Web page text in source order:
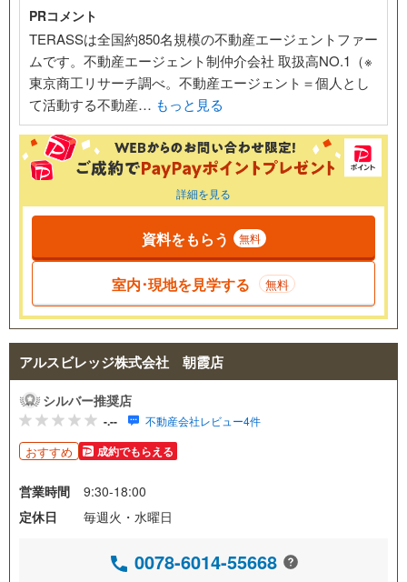
PRコメント
TERASSは全国約850名規模の不動産エージェントファー
ムです。不動産エージェント制仲介会社 取扱高NO.1（※
東京商工リサーチ調べ。不動産エージェント＝個人とし
て活動する不動産… もっと見る
詳細を見る
資料をもらう 無料
室内･現地を見学する 無料
アルスビレッジ株式会社 朝霞店
シルバー推奨店
-.-- 不動産会社レビュー4件
おすすめ 成約でもらえる
営業時間
9:30-18:00
定休日
毎週火・水曜日
0078-6014-55668